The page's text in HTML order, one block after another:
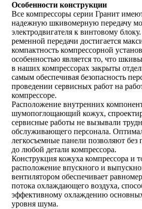
Особенности конструкции
Все компрессоры серии Гранит
надежную шкивомерную передачу
электродвигателя к винтовому
ременной передачи достигается
компактность компрессорной
особенностью является то, что
в наших компрессорах закрыты
самым обеспечивая безопасность
проведении сервисных работ на
компрессоре.
Расположение внутренних
шумопоглощающий кожух,
сервисные работы не вызывали
обслуживающего персонала.
легкосъемные панели позволяют без
до любой детали компрессора.
Конструкция кожуха компрессора и
расположение впускного и
вентилятором обеспечивает
потока охлаждающего воздуха,
эффективному охлаждению
уровня шума.